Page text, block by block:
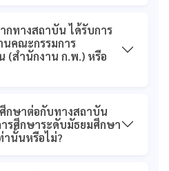
ทางสถาบัน ได้รับการ
นคณะกรรมการ
(สำนักงาน ก.พ.) หรือ
กษาต่อกับทางสถาบัน
ารศึกษาระดับมัธยมศึกษา
านั้นหรือไม่?